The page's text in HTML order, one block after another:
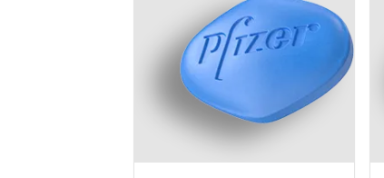
響。多數勃起功能障礙可透過口
服藥物、心理諮商等方式有效治